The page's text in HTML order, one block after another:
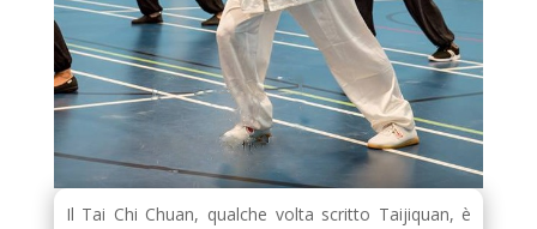
Il Tai Chi Chuan, qualche volta scritto Taijiquan, è